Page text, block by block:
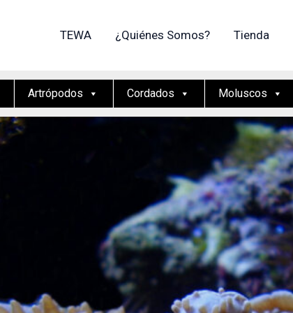
TEWA ¿Quiénes Somos? Tienda
Artrópodos Cordados Moluscos